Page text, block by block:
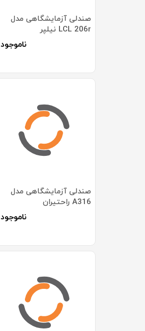
صندلی آزمایشگاهی مدل
LCL 206r نیلپر
ناموجود
صندلی آزمایشگاهی مدل
A316 راحتیران
ناموجود